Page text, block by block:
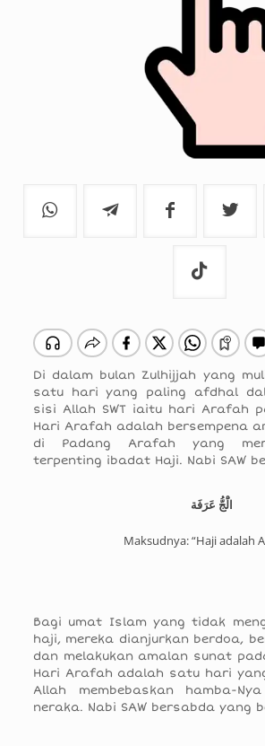
Di dalam bulan Zulhijjah yang
satu hari yang paling afdhal
sisi Allah SWT iaitu hari Arafah
Hari Arafah adalah bersempena
di Padang Arafah yang
terpenting ibadat Haji. Nabi SAW
الَْجُّ عَرَفَة
Maksudnya: “Haji adalah
Bagi umat Islam yang tidak
haji, mereka dianjurkan berdoa,
dan melakukan amalan sunat
Hari Arafah adalah satu hari
Allah membebaskan hamba-
neraka. Nabi SAW bersabda yang